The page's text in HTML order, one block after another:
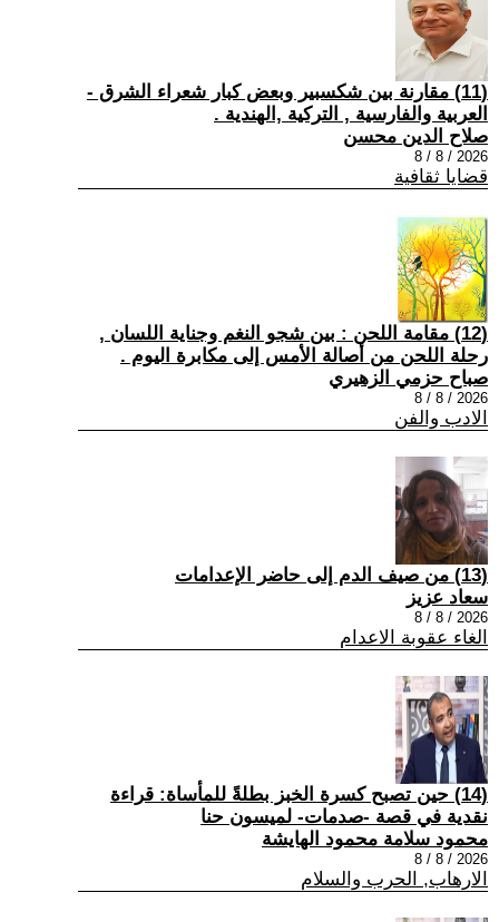
(11) مقارنة بين شكسبير وبعض كبار شعراء الشرق -
العربية والفارسية , التركية ,الهندية .
صلاح الدين محسن
2026 / 8 / 8
قضايا ثقافية
(12) مقامة اللحن : بين شجو النغم وجناية اللسان ,
رحلة اللحن من أصالة الأمس إلى مكابرة اليوم .
صباح حزمي الزهيري
2026 / 8 / 8
الادب والفن
(13) من صيف الدم إلى حاضر الإعدامات
سعاد عزيز
2026 / 8 / 8
الغاء عقوبة الاعدام
(14) حين تصبح كسرة الخبز بطلةً للمأساة: قراءة
نقدية في قصة -صدمات- لميسون حنا
محمود سلامة محمود الهايشة
2026 / 8 / 8
الارهاب, الحرب والسلام